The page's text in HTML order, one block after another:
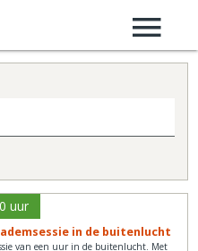
uur
in de buitenlucht
van een uur in de buitenlucht. Met